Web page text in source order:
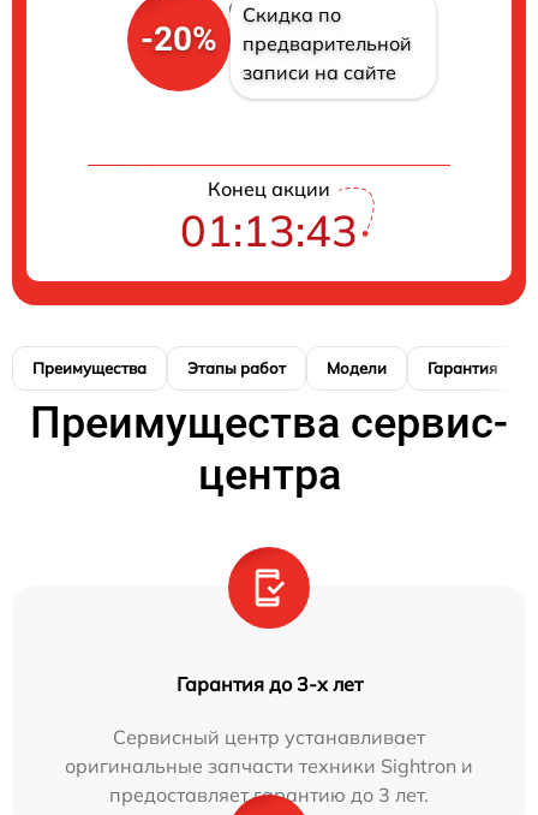
-20%
Скидка по
предварительной
записи на сайте
Конец акции
01:13:42
Преимущества Этапы работ Модели Гарантия
Преимущества сервис-
центра
Гарантия до 3-х лет
Сервисный центр устанавливает
оригинальные запчасти техники Sightron и
предоставляет гарантию до 3 лет.